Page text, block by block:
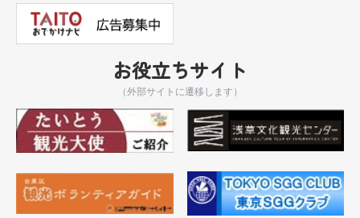
お役立ちサイト
（外部サイトに遷移します）